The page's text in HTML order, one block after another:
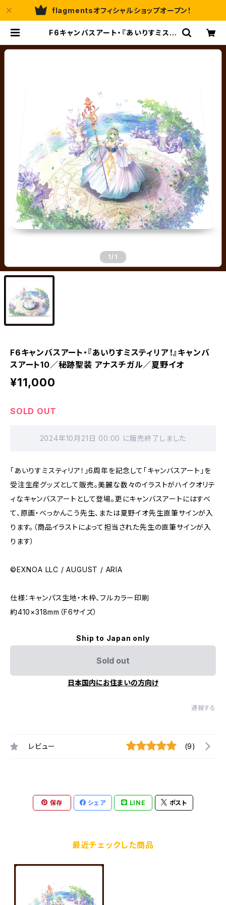
flagmentsオフィシャルショップオープン！
F6キャンバスアート・『あいりすミステ
装 アナスチガル／夏野イオ | flagm
1 /1
F6キャンバスアート・『あいりすミスティリア！』キャンバ
スアート10／秘跡聖装 アナスチガル／夏野イオ
¥11,000
SOLD OUT
2024年10月21日 00:00 に販売終了しました
「あいりすミスティリア！」6周年を記念して「キャンバスアート」を
受注生産グッズとして販売。美麗な数々のイラストがハイクオリテ
ィなキャンバスアートとして登場。更にキャンバスアートにはすべ
て、原画・べっかんこう先生、または夏野イオ先生直筆サインが入
ります。（商品イラストによって担当された先生の直筆サインが入
ります）
©EXNOA LLC / AUGUST / ARIA
仕様：キャンパス生地・木枠、フルカラー印刷
約410×318mm（F6サイズ）
Ship to Japan only
Sold out
日本国内にお住まいの方向け
通報する
レビュー (9)
保存 シェア LINE ポスト
最近チェックした商品